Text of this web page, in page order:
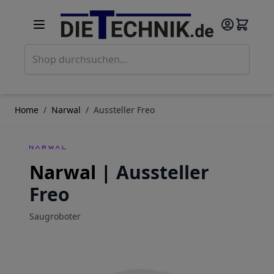
Home / Narwal / Aussteller Freo
Narwal | Aussteller
Freo
Saugroboter